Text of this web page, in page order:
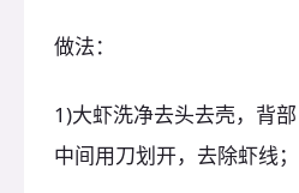
做法：
1)大虾洗净去头去壳，背部
中间用刀划开，去除虾线；